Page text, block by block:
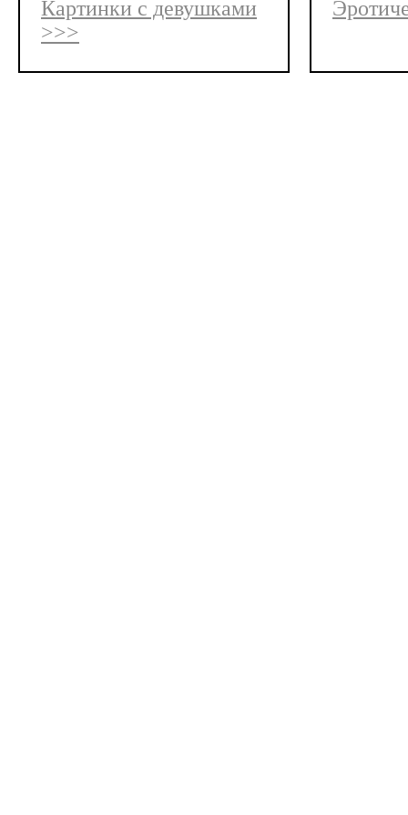
Картинки с девушками
>>>